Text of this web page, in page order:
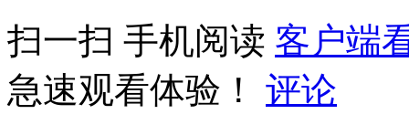
扫一扫 手机阅读 客户端
急速观看体验！
评论